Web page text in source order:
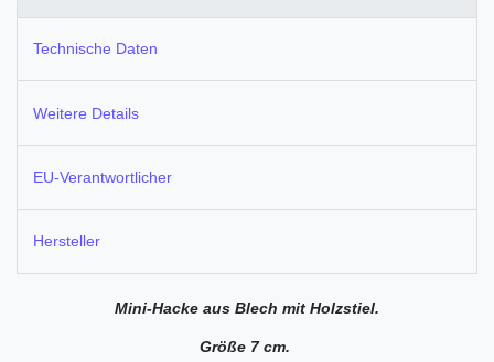
Technische Daten
Weitere Details
EU-Verantwortlicher
Hersteller
Mini-Hacke aus Blech mit Holzstiel.
Größe 7 cm.